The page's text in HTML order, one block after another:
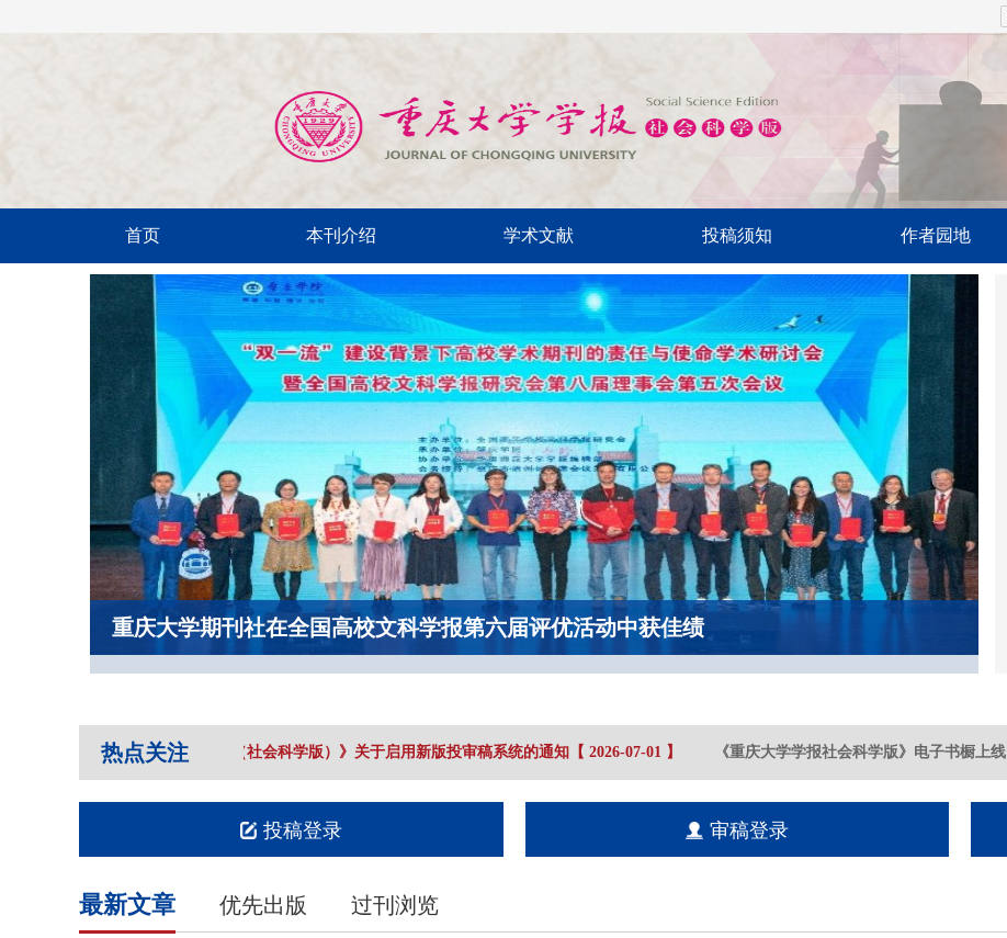
首页 本刊介绍 学术文献 投稿须知 作者园地
重庆大学期刊社在全国高校文科学报第六届评优活动中获佳绩
热点关注
《重庆大学学报（社会科学版）》关于启用新版投审稿系统的通知【 2026-07-01】 《重庆大学学报社会科学版》电子书橱上线【
投稿登录 审稿登录
最新文章 优先出版 过刊浏览